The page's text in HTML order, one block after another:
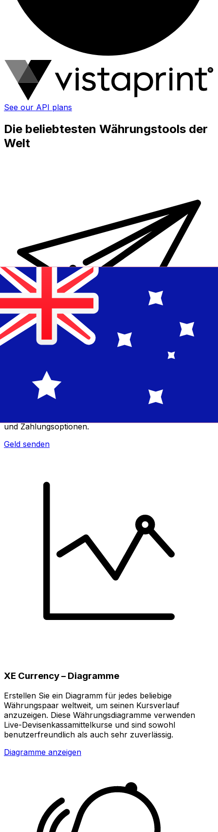
See our API plans
Die beliebtesten Währungstools der
Welt
XE Internationaler Geldtransfer
Geld schnell, sicher und einfach online versenden. Live-
und Zahlungsoptionen.
Geld senden
XE Currency – Diagramme
Erstellen Sie ein Diagramm für jedes beliebige
Währungspaar weltweit, um seinen Kursverlauf
anzuzeigen. Diese Währungsdiagramme verwenden
Live-Devisenkassamittelkurse und sind sowohl
benutzerfreundlich als auch sehr zuverlässig.
Diagramme anzeigen